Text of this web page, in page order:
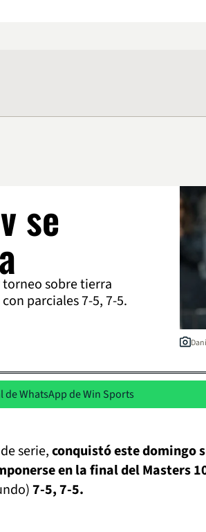
se
sobre tierra
parciales 7-5, 7-5.
WhatsApp de Win Sports
serie,conquistó este domingo
en la final del Masters
7-5, 7-5.